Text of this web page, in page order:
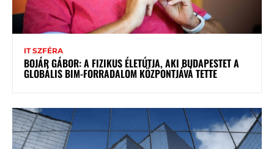
IT SZFÉRA
BOJÁR GÁBOR: A FIZIKUS ÉLETÚTJA, AKI BUDAPESTET A
GLOBÁLIS BIM-FORRADALOM KÖZPONTJÁVÁ TETTE